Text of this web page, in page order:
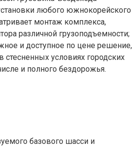
любого южнокорейского
монтаж комплекса,
различной грузоподъемности;
и доступное по цене решение,
условиях городских
и полного бездорожья.
базового шасси и